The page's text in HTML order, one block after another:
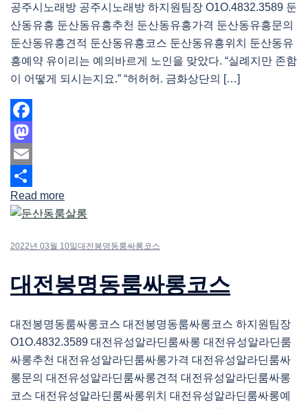
공주시노래방 공주시노래방 하지원팀장 O1O.4832.3589 둔
산동유흥 둔산동유흥추천 둔산동유흥가격 둔산동유흥문의
둔산동유흥견적 둔산동유흥코스 둔산동유흥위치 둔산동유
흥예약 유이리는 예의바르게 노인을 맞았다. “실례지만 존함
이 어떻게 되시는지요.” “허허허. 금화상단의 […]
Facebook
Mastodon
Email
Share
Read more
2022년 03월 10일 대전봉명동룸싸롱코스
대전봉명동룸싸롱코스
대전봉명동룸싸롱코스 대전봉명동룸싸롱코스 하지원팀장
O1O.4832.3589 대전유성알라딘룸싸롱 대전유성알라딘룸
싸롱추천 대전유성알라딘룸싸롱가격 대전유성알라딘룸싸
롱문의 대전유성알라딘룸싸롱견적 대전유성알라딘룸싸롱
코스 대전유성알라딘룸싸롱위치 대전유성알라딘룸싸롱예